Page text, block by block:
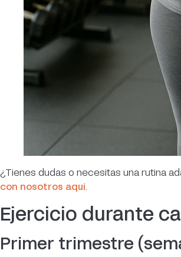
¿Tienes dudas o necesitas una rutina
con nosotros aquí
Ejercicio durante
Primer trimestre